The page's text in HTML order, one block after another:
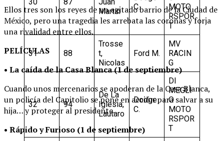
Ellos tres son los reyes de un agitado barrio de la Ciudad de
México, pero una tragedia les arrebata las coronas y forja
una rivalidad entre ellos.
PELÍCULAS
• La caída de la Casa Blanca (1 de septiembre)
Cuando unos mercenarios se apoderan de la Casa Blanca,
un policía del Capitolio se pone en acción para salvar a su
hija… y proteger al presidente.
• Rápido y Furioso (1 de septiembre)
Martin
C.
MOTO
RSPOR
T
31 88
Trosse
t,
Nicolas
Ford M.
MV
RACIN
G
32 94
De La
Iglesia,
Lautaro
Dodge
C.
DI
MEGLI
O
MOTO
RSPOR
T